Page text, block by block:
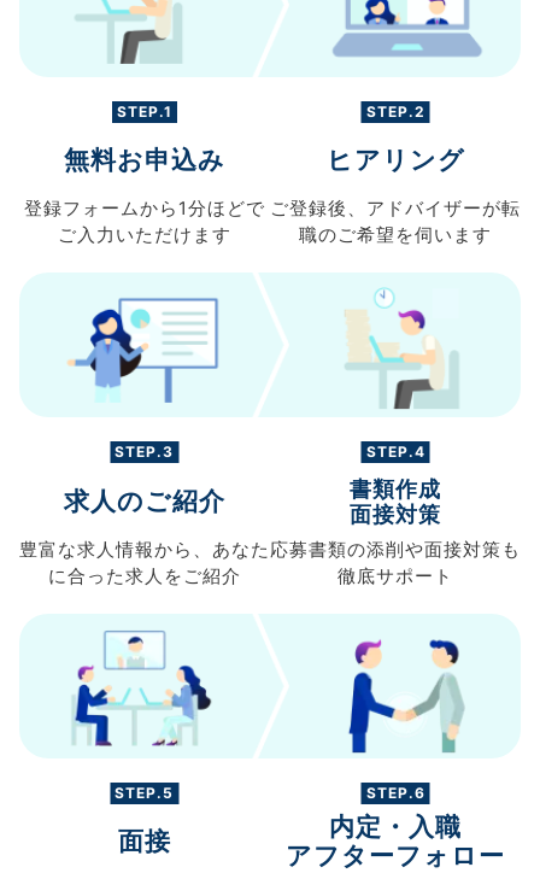
STEP.1
無料お申込み
登録フォームから 1分ほどで
ご入力 いただけます
STEP.2
ヒアリング
ご登録後、 アドバイザーが転
職のご希望を伺います
STEP.3
求人のご紹介
豊富な求人情報から、 あなた
に合った求人を ご紹介
STEP.4
書類作成
面接対策
応募書類の添削や面接対策も
徹底サポート
STEP.5
面接
STEP.6
内定・入職
アフターフォロー